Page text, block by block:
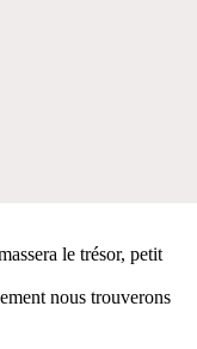
le trésor, petit
nous trouverons